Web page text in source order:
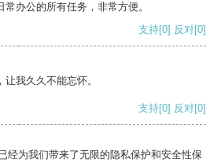
办公的所有任务，非常方便。
支持[0] 反对[0]
我久久不能忘怀。
支持[0] 反对[0]
经为我们带来了无限的隐私保护和安全性保